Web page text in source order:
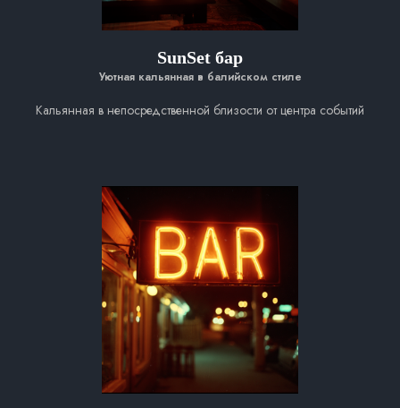
SunSet бар
Уютная кальянная в балийском стиле
Кальянная в непосредственной близости от центра событий